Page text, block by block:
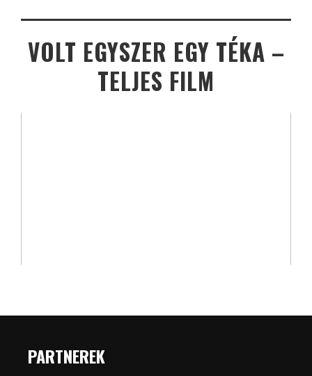
VOLT EGYSZER EGY TÉKA –
TELJES FILM
PARTNEREK